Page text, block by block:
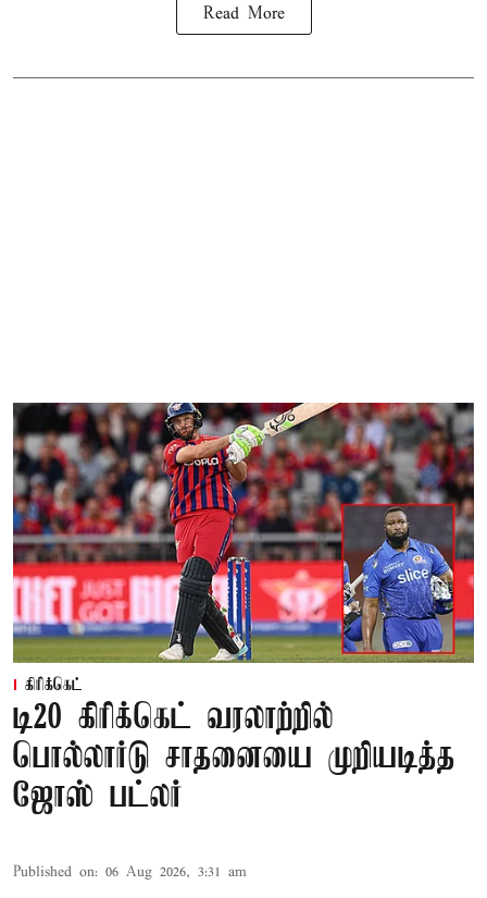
Read More
கிரிக்கெட்
டி20 கிரிக்கெட் வரலாற்றில்
பொல்லார்டு சாதனையை முறியடித்த
ஜோஸ் பட்லர்
Published on: 06 Aug 2026, 3:31 am